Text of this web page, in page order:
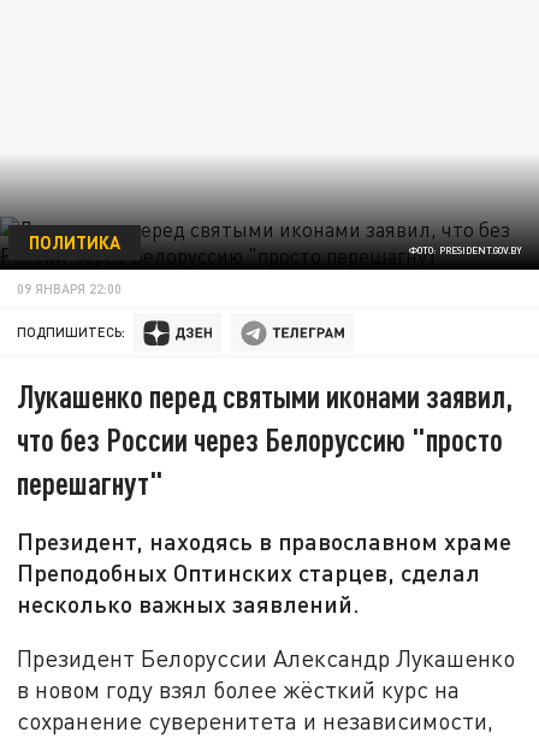
ФОТО: PRESIDENT.GOV.BY
ПОЛИТИКА
09 ЯНВАРЯ 22:00
ПОДПИШИТЕСЬ:
Лукашенко перед святыми иконами заявил,
что без России через Белоруссию "просто
перешагнут"
Президент, находясь в православном храме
Преподобных Оптинских старцев, сделал
несколько важных заявлений.
Президент Белоруссии Александр Лукашенко
в новом году взял более жёсткий курс на
сохранение суверенитета и независимости,